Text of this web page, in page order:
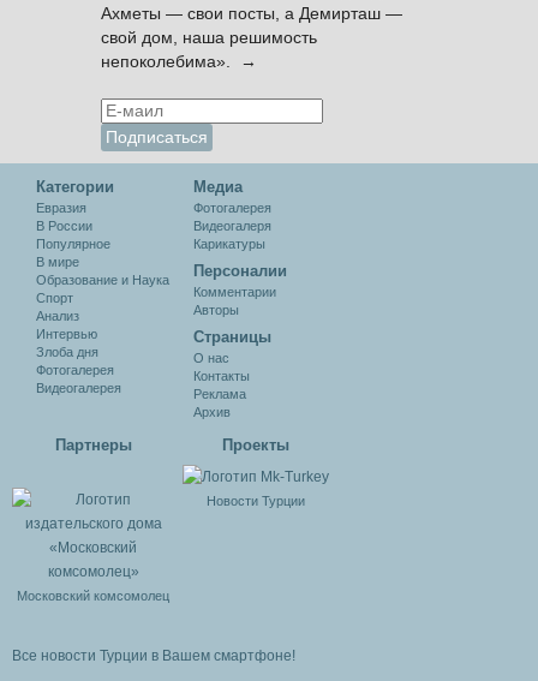
Ахметы — свои посты, а Демирташ —
свой дом, наша решимость
непоколебима». →
Категории
Евразия
В России
Популярное
В мире
Образование и Наука
Спорт
Анализ
Интервью
Злоба дня
Фотогалерея
Видеогалерея
Медиа
Фотогалерея
Видеогалеря
Карикатуры
Персоналии
Комментарии
Авторы
Cтраницы
О нас
Контакты
Реклама
Архив
Партнеры
Московский комсомолец
Проекты
Новости Турции
Все новости Турции в Вашем смартфоне!